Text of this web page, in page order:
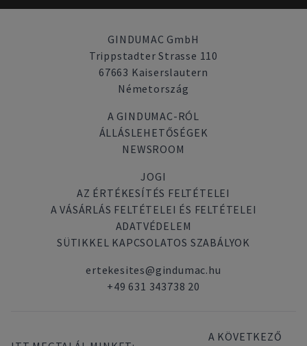
GINDUMAC GmbH
Trippstadter Strasse 110
67663 Kaiserslautern
Németország
A GINDUMAC-RÓL
ÁLLÁSLEHETŐSÉGEK
NEWSROOM
JOGI
AZ ÉRTÉKESÍTÉS FELTÉTELEI
A VÁSÁRLÁS FELTÉTELEI ÉS FELTÉTELEI
ADATVÉDELEM
SÜTIKKEL KAPCSOLATOS SZABÁLYOK
ertekesites@gindumac.hu
+49 631 343738 20
A KÖVETKEZŐ